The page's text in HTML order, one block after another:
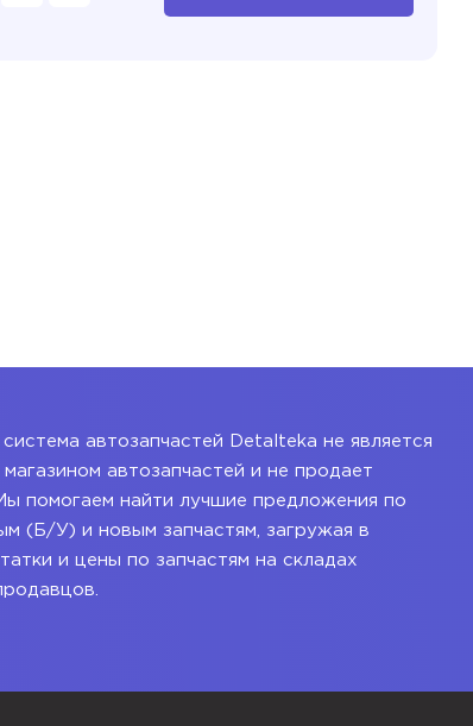
система автозапчастей Detalteka не является
автозапчастей и не продает
помогаем найти лучшие предложения по
(Б/У) и новым запчастям, загружая в
и цены по запчастям на складах